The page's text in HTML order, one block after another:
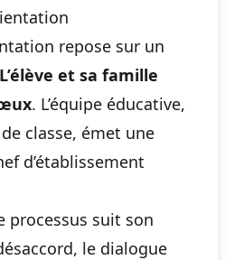
repose sur un
L’élève et sa famille
. L’équipe éducative,
classe, émet une
d’établissement
processus suit son
le dialogue